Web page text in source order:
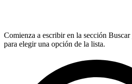
Comienza a escribir en la sección
para elegir una opción de la lista.